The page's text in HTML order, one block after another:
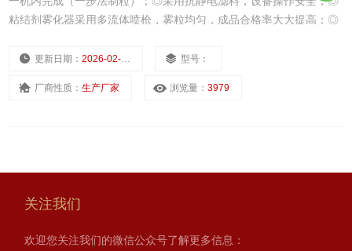
粘结剂雾化器采用多流体喷枪，雾粒均匀，成品合格率大大提高；◎
更新日期：2026-02-27 型号：
厂商性质：生产厂家 浏览量：3979
关注我们
欢迎您关注我们的微信公众号了解更多信息：